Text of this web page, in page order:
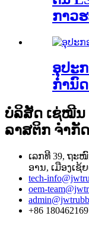
ກາວ
ອຸປະ
ກຳນົດ
ບໍລິສັດ ເຊ່ໝີນ
ລາສຕິກ ຈຳກັດ
ເລກທີ 39, ຖະ
ອານ, ເມືອງເຊ້
tech-
oem-
+86